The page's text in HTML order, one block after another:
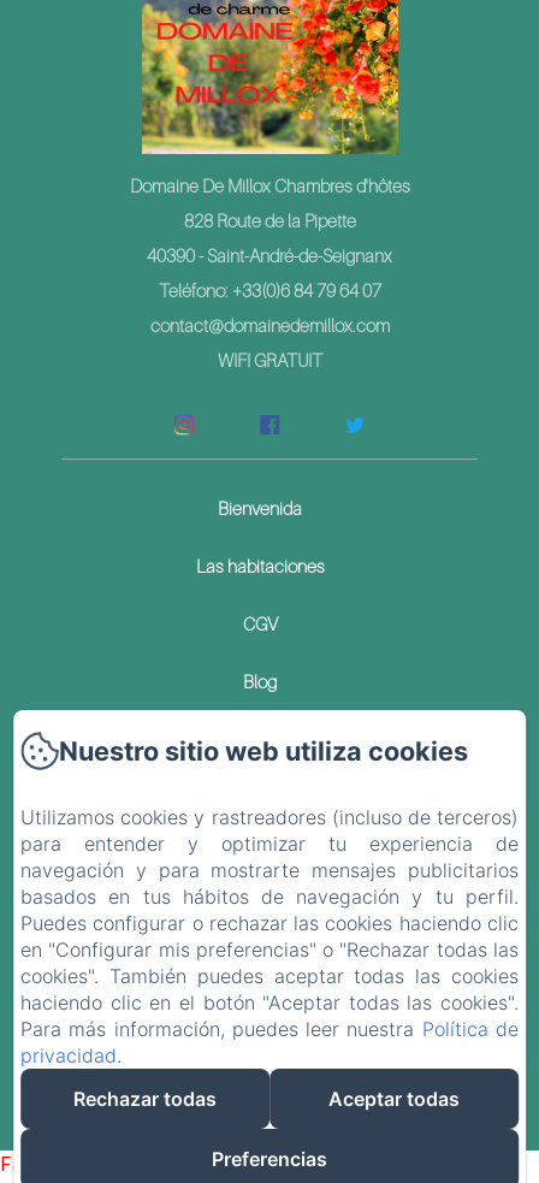
Domaine De Millox Chambres d'hôtes
828 Route de la Pipette
40390 - Saint-André-de-Seignanx
Teléfono: +33(0)6 84 79 64 07
contact@domainedemillox.com
WIFI GRATUIT
Bienvenida
Las habitaciones
CGV
Blog
Contacto
Información legal
Información sobre cookies
EN FR ES DE
Desarrollado con Amenitiz
Condiciones de Venta
Failed to load BookingEngine/index: Loading chunk 1322
Nuestro sitio web utiliza cookies
Utilizamos cookies y rastreadores (incluso de terceros)
para entender y optimizar tu experiencia de
navegación y para mostrarte mensajes publicitarios
basados en tus hábitos de navegación y tu perfil.
Puedes configurar o rechazar las cookies haciendo clic
en "Configurar mis preferencias" o "Rechazar todas las
cookies". También puedes aceptar todas las cookies
haciendo clic en el botón "Aceptar todas las cookies".
Para más información, puedes leer nuestra Política de
privacidad.
Rechazar todas
Aceptar todas
Preferencias